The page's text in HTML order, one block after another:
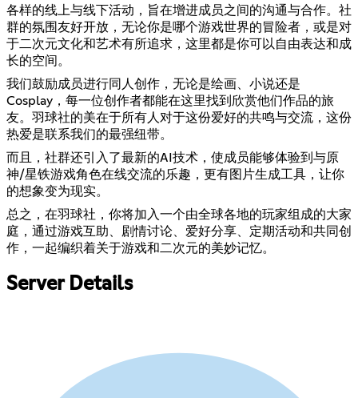
各样的线上与线下活动，旨在增进成员之间的沟通与合作。社
群的氛围友好开放，无论你是哪个游戏世界的冒险者，或是对
于二次元文化和艺术有所追求，这里都是你可以自由表达和成
长的空间。
我们鼓励成员进行同人创作，无论是绘画、小说还是
Cosplay，每一位创作者都能在这里找到欣赏他们作品的旅
友。羽球社的美在于所有人对于这份爱好的共鸣与交流，这份
热爱是联系我们的最强纽带。
而且，社群还引入了最新的AI技术，使成员能够体验到与原
神/星铁游戏角色在线交流的乐趣，更有图片生成工具，让你
的想象变为现实。
总之，在羽球社，你将加入一个由全球各地的玩家组成的大家
庭，通过游戏互助、剧情讨论、爱好分享、定期活动和共同创
作，一起编织着关于游戏和二次元的美妙记忆。
Server Details